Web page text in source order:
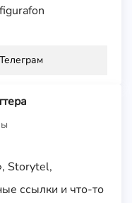
Storytel,
ссылки и что-то